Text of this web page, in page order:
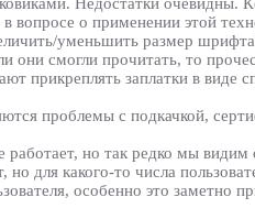
вопросе о применении этой
уменьшить размер
смогли прочитать, то
прикреплять заплатки в
проблемы с подкачкой,
работает, но так редко мы
для какого-то числа
особенно это